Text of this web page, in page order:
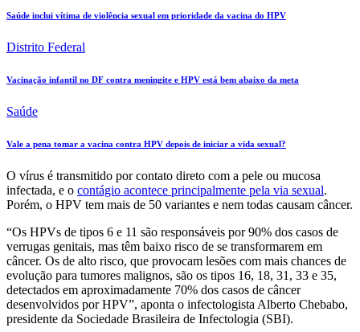
Saúde inclui vítima de violência sexual em prioridade da vacina do HPV
Distrito Federal
Vacinação infantil no DF contra meningite e HPV está bem abaixo da meta
Saúde
Vale a pena tomar a vacina contra HPV depois de iniciar a vida sexual?
O vírus é transmitido por contato direto com a pele ou mucosa
infectada, e o contágio acontece principalmente pela via sexual.
Porém, o HPV tem mais de 50 variantes e nem todas causam câncer.
“Os HPVs de tipos 6 e 11 são responsáveis por 90% dos casos de
verrugas genitais, mas têm baixo risco de se transformarem em
câncer. Os de alto risco, que provocam lesões com mais chances de
evolução para tumores malignos, são os tipos 16, 18, 31, 33 e 35,
detectados em aproximadamente 70% dos casos de câncer
desenvolvidos por HPV”, aponta o infectologista Alberto Chebabo,
presidente da Sociedade Brasileira de Infectologia (SBI).